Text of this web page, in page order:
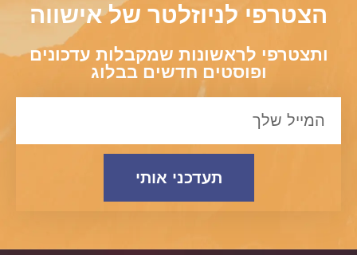
הצטרפי לניוזלטר של אישווה
ותצטרפי לראשונות שמקבלות עדכונים
ופוסטים חדשים בבלוג
תעדכני אותי